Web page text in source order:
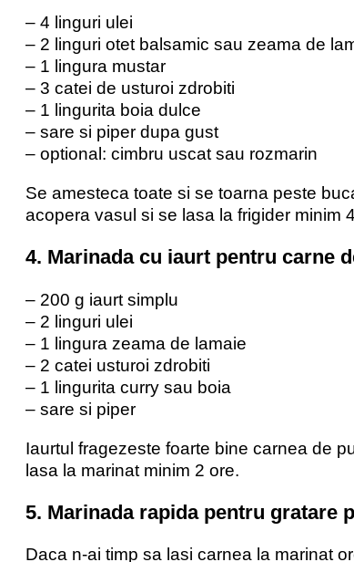
– 4 linguri ulei
– 2 linguri otet balsamic sau zeama de
– 1 lingura mustar
– 3 catei de usturoi zdrobiti
– 1 lingurita boia dulce
– sare si piper dupa gust
– optional: cimbru uscat sau rozmarin
Se amesteca toate si se toarna peste
acopera vasul si se lasa la frigider minim
4. Marinada cu iaurt pentru carne
– 200 g iaurt simplu
– 2 linguri ulei
– 1 lingura zeama de lamaie
– 2 catei usturoi zdrobiti
– 1 lingurita curry sau boia
– sare si piper
Iaurtul fragezeste foarte bine carnea de
lasa la marinat minim 2 ore.
5. Marinada rapida pentru gratare
Daca n-ai timp sa lasi carnea la marinat